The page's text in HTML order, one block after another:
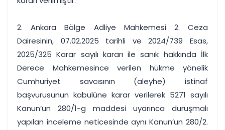
2. Ankara Bölge Adliye Mahkemesi 2. Ceza
Dairesinin, 07.02.2025 tarihli ve 2024/739 Esas,
2025/325 Karar sayılı kararı ile sanık hakkında İlk
Derece Mahkemesince verilen hükme yönelik
Cumhuriyet savcısının (aleyhe) istinaf
başvurusunun kabulüne karar verilerek 5271 sayılı
Kanun’un 280/1-g maddesi uyarınca duruşmalı
yapılan inceleme neticesinde aynı Kanun’un 280/2.